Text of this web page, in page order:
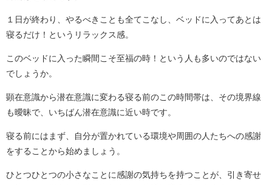
１日が終わり、やるべきことも全てこなし、ベッドに入ってあとは
寝るだけ！というリラックス感。
このベッドに入った瞬間こそ至福の時！という人も多いのではない
でしょうか。
顕在意識から潜在意識に変わる寝る前のこの時間帯は、その境界線
も曖昧で、いちばん潜在意識に近い時です。
寝る前にはまず、自分が置かれている環境や周囲の人たちへの感謝
をすることから始めましょう。
ひとつひとつの小さなことに感謝の気持ちを持つことが、引き寄せ